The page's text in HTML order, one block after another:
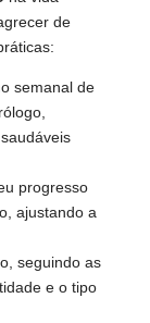
de
semanal de
progresso
ajustando a
seguindo as
e o tipo